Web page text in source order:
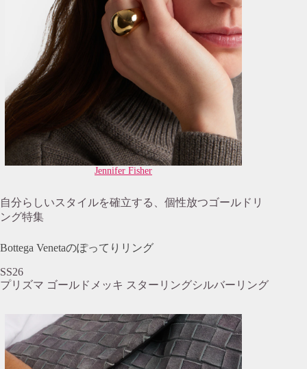
Jennifer Fisher
自分らしいスタイルを確立する、個性放つゴールドリ
ング特集
Bottega Venetaのぽってりリング
SS26
プリズマ ゴールドメッキ スターリングシルバーリング